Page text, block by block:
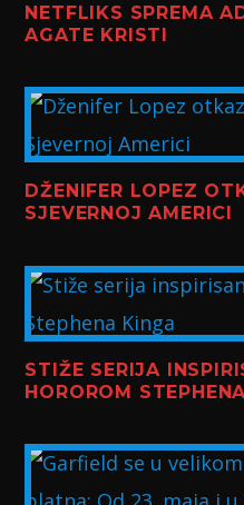
NETFLIKS SPREMA
AGATE KRISTI
DŽENIFER LOPEZ
SJEVERNOJ AMERICI
STIŽE SERIJA
HOROROM